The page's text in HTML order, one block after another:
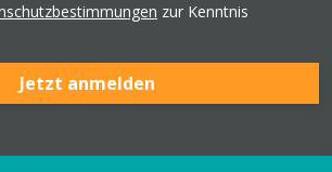
zur Kenntnis
Jetzt anmelden